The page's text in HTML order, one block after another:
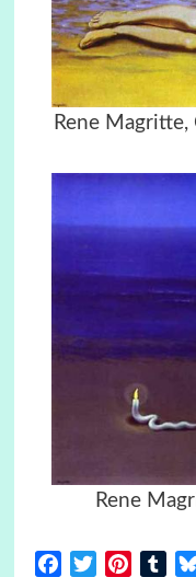
Rene
Rene
FacebookTwitter